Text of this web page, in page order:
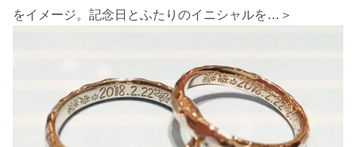
をイメージ。記念日とふたりのイニシャルを…＞